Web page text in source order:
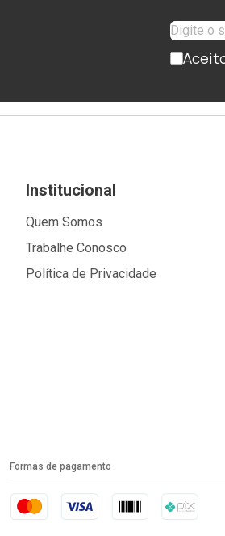
Institucional
Quem Somos
Trabalhe Conosco
Política de Privacidade
Formas de pagamento